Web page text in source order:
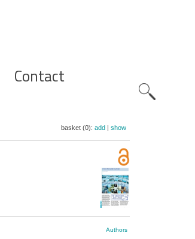
Contact
basket (0): add| show
Authors